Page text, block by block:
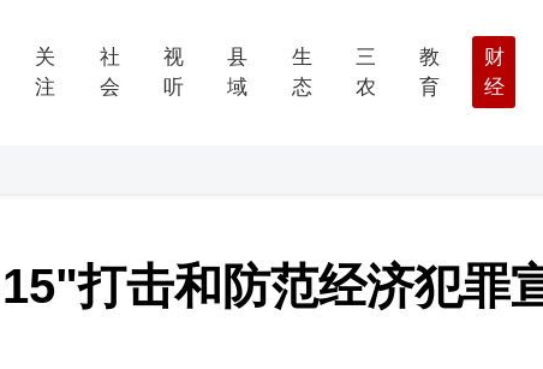
关
注
社
会
视
听
县
域
生
态
三
农
教
育
财
经
打击和防范经济犯罪